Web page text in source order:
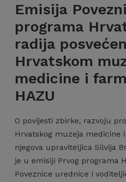
Emisija
programa
radija
Hrvatskom
medicine i
HAZU
O povijesti zbirke, razvoju
Hrvatskog muzeja medicine
njegova upraviteljica Silvija
je u emisiji Prvog programa
Poveznice urednice i